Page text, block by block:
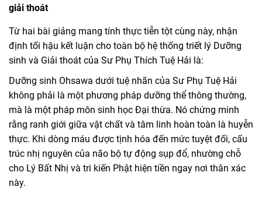
giải thoát
Từ hai bài giảng mang tính thực tiễn tột cùng này, nhận
định tối hậu kết luận cho toàn bộ hệ thống triết lý Dưỡng
sinh và Giải thoát của Sư Phụ Thích Tuệ Hải là:
Dưỡng sinh Ohsawa dưới tuệ nhãn của Sư Phụ Tuệ Hải
không phải là một phương pháp dưỡng thể thông thường,
mà là một pháp môn sinh học Đại thừa. Nó chứng minh
rằng ranh giới giữa vật chất và tâm linh hoàn toàn là huyễn
thực. Khi dòng máu được tịnh hóa đến mức tuyệt đối, cấu
trúc nhị nguyên của não bộ tự động sụp đổ, nhường chỗ
cho Lý Bất Nhị và tri kiến Phật hiện tiền ngay nơi thân xác
này.